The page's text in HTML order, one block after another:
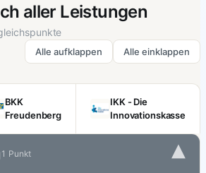
aller Leistungen
Alle aufklappen Alle einklappen
BKK
Freudenberg
IKK - Die
Innovationskasse
1 Punkt ▾